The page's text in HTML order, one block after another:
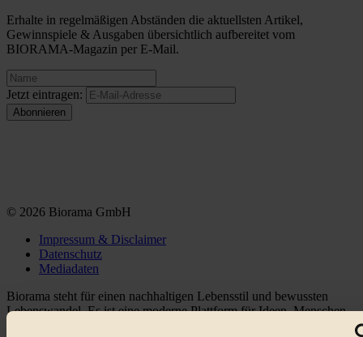
Erhalte in regelmäßigen Abständen die aktuellsten Artikel,
Gewinnspiele & Ausgaben übersichtlich aufbereitet vom
BIORAMA-Magazin per E-Mail.
Jetzt eintragen:
© 2026 Biorama GmbH
Impressum & Disclaimer
Datenschutz
Mediadaten
Biorama steht für einen nachhaltigen Lebensstil und bewussten
Lebenswandel. Es ist eine moderne Plattform für Ideen, Menschen